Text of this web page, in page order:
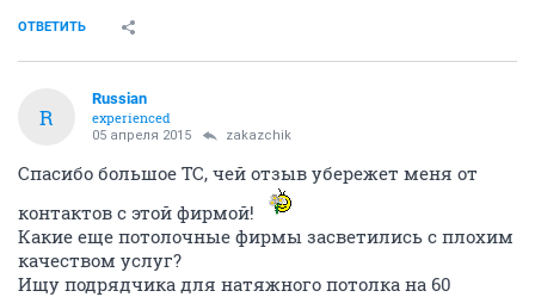
ОТВЕТИТЬ
R
Russian
experienced
05 апреля 2015 zakazchik
Спасибо большое ТС, чей отзыв убережет меня от
контактов с этой фирмой!
Какие еще потолочные фирмы засветились с плохим
качеством услуг?
Ищу подрядчика для натяжного потолка на 60